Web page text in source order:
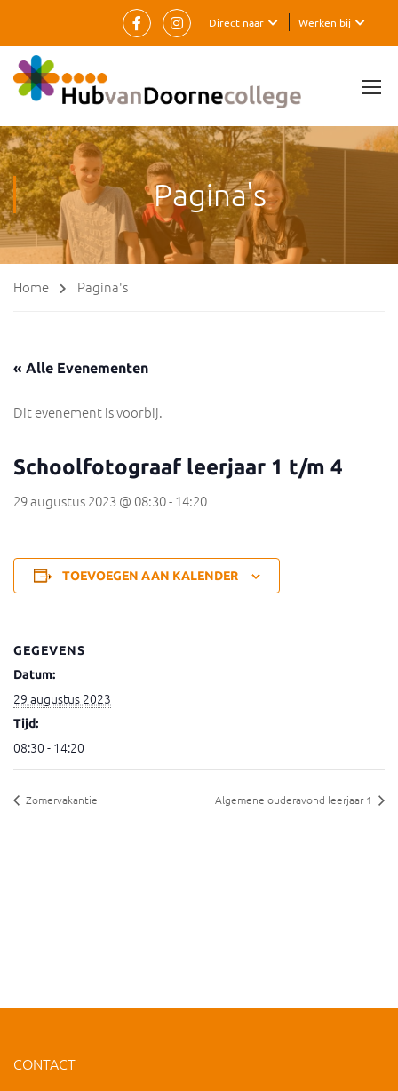
Werken bij
Direct naar
Pagina's
Home Pagina's
« Alle Evenementen
Dit evenement is voorbij.
Schoolfotograaf leerjaar 1 t/m 4
29 augustus 2023 @ 08:30-14:20
TOEVOEGEN AAN KALENDER
GEGEVENS
Datum:
29 augustus 2023
Tijd:
08:30 - 14:20
Zomervakantie Algemene ouderavond leerjaar 1
CONTACT